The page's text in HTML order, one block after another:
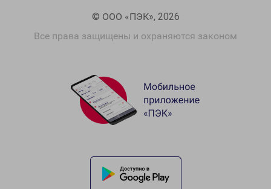
© ООО «ПЭК», 2026
Все права защищены и охраняются законом